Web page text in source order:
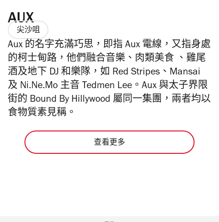
AUX
尖沙咀
Aux 的名字充滿巧思，即指 Aux 電線，又指身處
的柯士甸路，他們融合音樂、肉類美食 、雞尾
酒及地下 DJ 和樂隊，如 Red Stripes、Mansai
及 Ni.Ne.Mo 主音 Tedmen Lee。Aux 與太子界限
街的 Bound By Hillywood 屬同一集團，兩者均以
食物質素見稱。
查看更多